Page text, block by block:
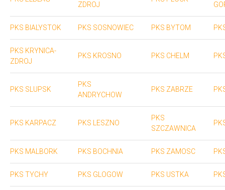
ZDROJ
PKS BIALYSTOK PKS SOSNOWIEC PKS BYTOM
PKS KRYNICA-
ZDROJ
PKS KROSNO PKS CHELM
PKS SLUPSK
PKS
ANDRYCHOW
PKS ZABRZE
PKS KARPACZ PKS LESZNO
PKS
SZCZAWNICA
PKS MALBORK PKS BOCHNIA PKS ZAMOSC
PKS TYCHY PKS GLOGOW PKS USTKA